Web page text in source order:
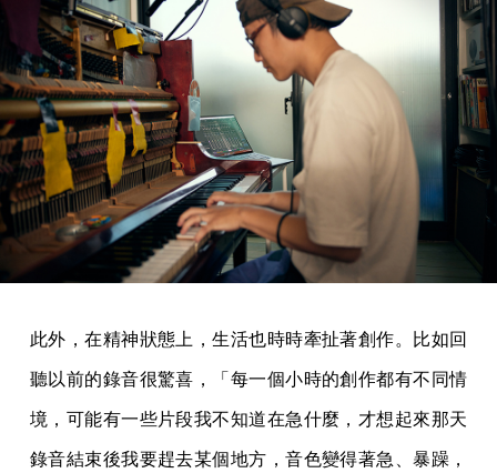
此外，在精神狀態上，生活也時時牽扯著創作。比如回
聽以前的錄音很驚喜，「每一個小時的創作都有不同情
境，可能有一些片段我不知道在急什麼，才想起來那天
錄音結束後我要趕去某個地方，音色變得著急、暴躁，